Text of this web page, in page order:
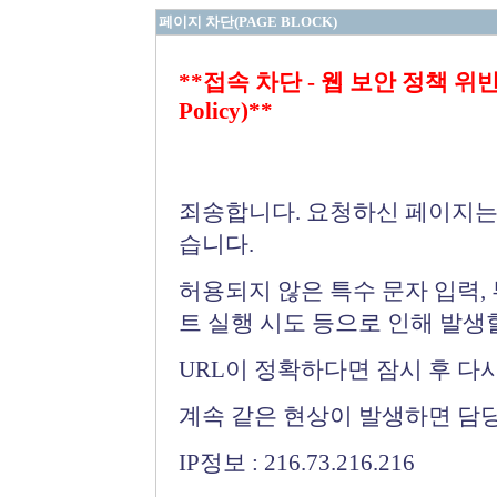
페이지 차단(PAGE BLOCK)
**접속 차단 - 웹 보안 정책 위
Policy)**
죄송합니다. 요청하신 페이지
습니다.
허용되지 않은 특수 문자 입력
트 실행 시도 등으로 인해 발생
URL이 정확하다면 잠시 후 다
계속 같은 현상이 발생하면 담
IP정보 : 216.73.216.216